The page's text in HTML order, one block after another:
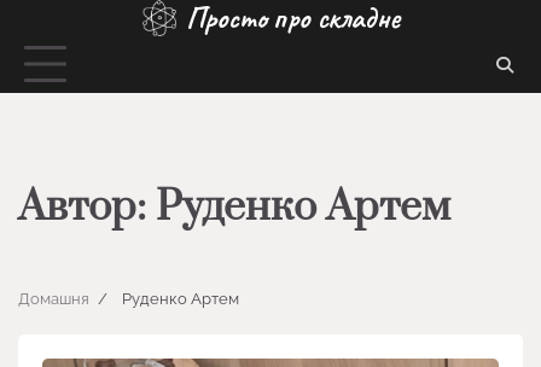
вмісту
Просто про складне
Автор: Руденко Артем
Домашня Руденко Артем